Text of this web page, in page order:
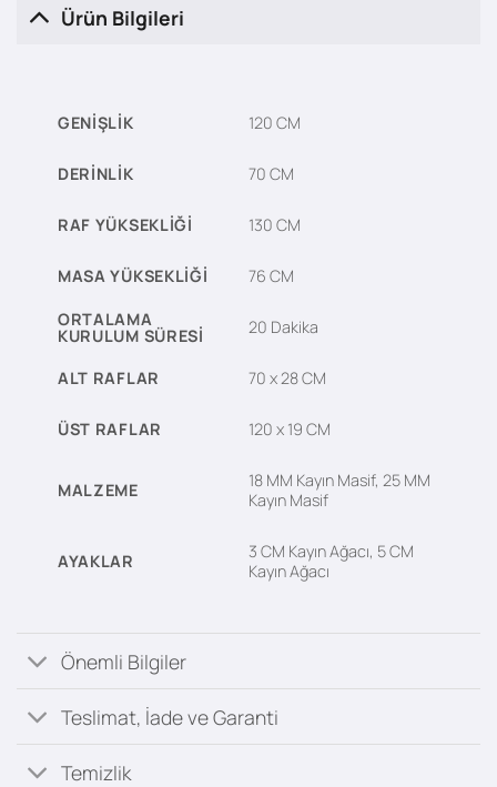
Ürün Bilgileri
GENIŞLIK 120 CM
DERINLIK 70 CM
RAF YÜKSEKLIĞI 130 CM
MASA YÜKSEKLIĞI 76 CM
ORTALAMA
KURULUM SÜRESI 20 Dakika
ALT RAFLAR 70 x 28 CM
ÜST RAFLAR 120 x 19 CM
MALZEME
18 MM Kayın Masif, 25 MM
Kayın Masif
AYAKLAR
3 CM Kayın Ağacı, 5 CM
Kayın Ağacı
Önemli Bilgiler
Teslimat, İade ve Garanti
Temizlik